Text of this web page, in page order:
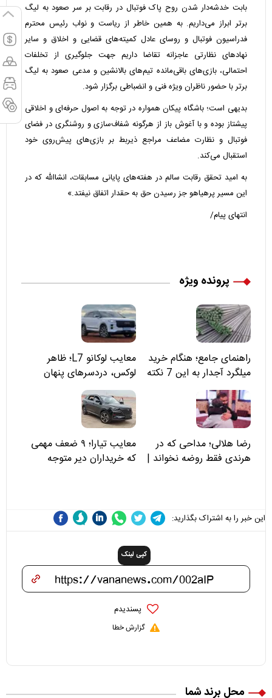
بابت خدشه‌دار شدن روح پاک فوتبال در رقابت بر سر صعود به لیگ
برتر ابراز می‌داریم. به همین خاطر از ریاست و نواب رئیس محترم
فدراسیون فوتبال و روسای عادل کمیته‌های قضایی و اخلاق و سایر
نهادهای نظارتی عاجزانه تقاضا داریم جهت جلوگیری از تخلفات
احتمالی، بازی‌های باقی‌مانده تیم‌های بالانشین و مدعی صعود به لیگ
برتر با حضور ناظران ویژه فنی و انضباطی برگزار شود.
بدیهی است؛ باشگاه پیکان همواره در توجه به اصول حرفه‌ای و اخلاقی
پیشتاز بوده و با آغوش باز از هرگونه شفاف‌سازی و روشنگری در فضای
فوتبال و نظارت مضاعف مراجع ذیربط بر بازی‌های پیش‌روی خود
استقبال می‌کند.
به امید تحقق رقابت سالم در هفته‌های پایانی مسابقات، انشاالله که در
این مسیر پرهیاهو جز رسیدن حق به حقدار اتفاق نیفتد.»
انتهای پیام/
پرونده ویژه
راهنمای جامع؛ هنگام خرید
میلگرد آجدار به این 7 نکته
توجه کنید
معایب لوکانو L7؛ ظاهر
لوکس، دردسرهای پنهان
رضا هلالی؛ مداحی که در
هرندی فقط روضه نخواند |
معایب تیارا؛ ۹ ضعف مهمی
که خریداران دیر متوجه
این خبر را به اشتراک بگذارید:
کپی لینک
پسندیدم
گزارش خطا
محل برند شما